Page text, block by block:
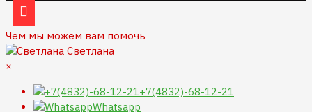
Чем мы можем вам помочь
Светлана
×
+7(4832)-68-12-21
Whatsapp